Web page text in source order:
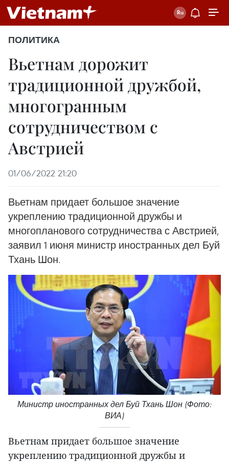
ПОЛИТИКА
Вьетнам дорожит
традиционной дружбой,
многогранным
сотрудничеством с
Австрией
01/06/2022 21:20
Вьетнам придает большое значение
укреплению традиционной дружбы и
многопланового сотрудничества с Австрией,
заявил 1 июня министр иностранных дел Буй
Тхань Шон.
Министр иностранных дел Буй Тхань Шон (Фото:
ВИА)
Вьетнам придает большое значение
укреплению традиционной дружбы и